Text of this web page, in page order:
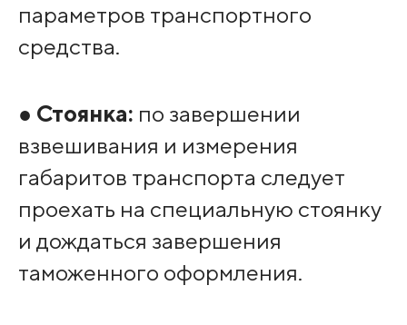
параметров транспортного
средства.
● Стоянка: по завершении
взвешивания и измерения
габаритов транспорта следует
проехать на специальную стоянку
и дождаться завершения
таможенного оформления.